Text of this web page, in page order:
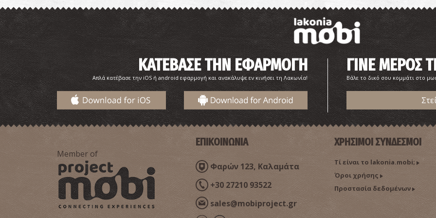
ΚΑΤΕΒΑΣΕ ΤΗΝ ΕΦΑΡΜΟΓΗ
Απλά κατέβασε την iOS ή android εφαρμογή και ανακάλυψε εν κινήσει τη Λακωνία!
ΓΙΝΕ ΜΕΡΟΣ
Βάλε το δικό σου κομμάτι στο
Member of
ΕΠΙΚΟΙΝΩΝΙΑ
Φαρών 123, Καλαμάτα
+30 27210 93522
sales@mobiproject.gr
ΧΡΗΣΙΜΟΙ ΣΥΝΔΕΣΜΟΙ
Τί είναι το lakonia.mobi;
Όροι χρήσης
Προστασία δεδομένων